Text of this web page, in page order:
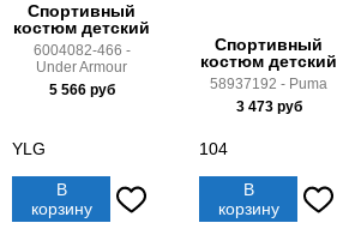
Спортивный
костюм детский
6004082-466 -
Under Armour
5 566руб
YLG
В
корзину
Спортивный
костюм детский
58937192 - Puma
3 473руб
104
В
корзину